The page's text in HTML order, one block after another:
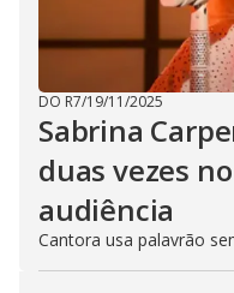
DO R7/19/11/2025
Sabrina
duas vezes no
audiência
Cantora usa palavrão